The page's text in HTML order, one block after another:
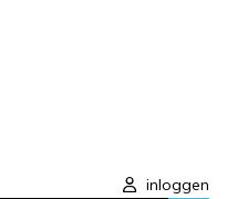
inloggen